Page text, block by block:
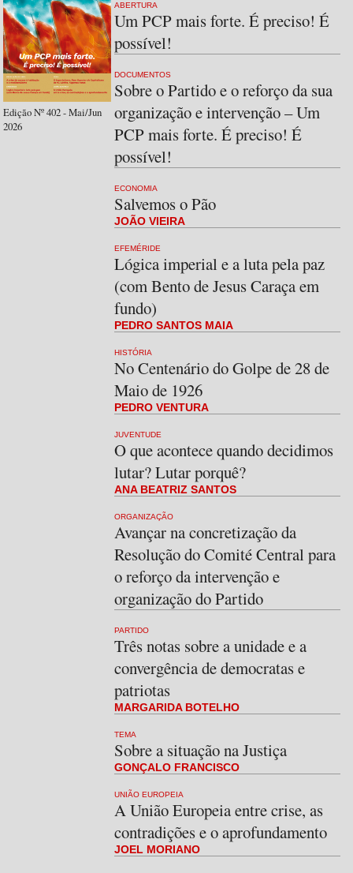
Edição Nº 402 - Mai/Jun
2026
ABERTURA
Um PCP mais forte. É preciso! É
possível!
DOCUMENTOS
Sobre o Partido e o reforço da sua
organização e intervenção – Um
PCP mais forte. É preciso! É
possível!
ECONOMIA
Salvemos o Pão
JOÃO VIEIRA
EFEMÉRIDE
Lógica imperial e a luta pela paz
(com Bento de Jesus Caraça em
fundo)
PEDRO SANTOS MAIA
HISTÓRIA
No Centenário do Golpe de 28 de
Maio de 1926
PEDRO VENTURA
JUVENTUDE
O que acontece quando decidimos
lutar? Lutar porquê?
ANA BEATRIZ SANTOS
ORGANIZAÇÃO
Avançar na concretização da
Resolução do Comité Central para
o reforço da intervenção e
organização do Partido
PARTIDO
Três notas sobre a unidade e a
convergência de democratas e
patriotas
MARGARIDA BOTELHO
TEMA
Sobre a situação na Justiça
GONÇALO FRANCISCO
UNIÃO EUROPEIA
A União Europeia entre crise, as
contradições e o aprofundamento
JOEL MORIANO